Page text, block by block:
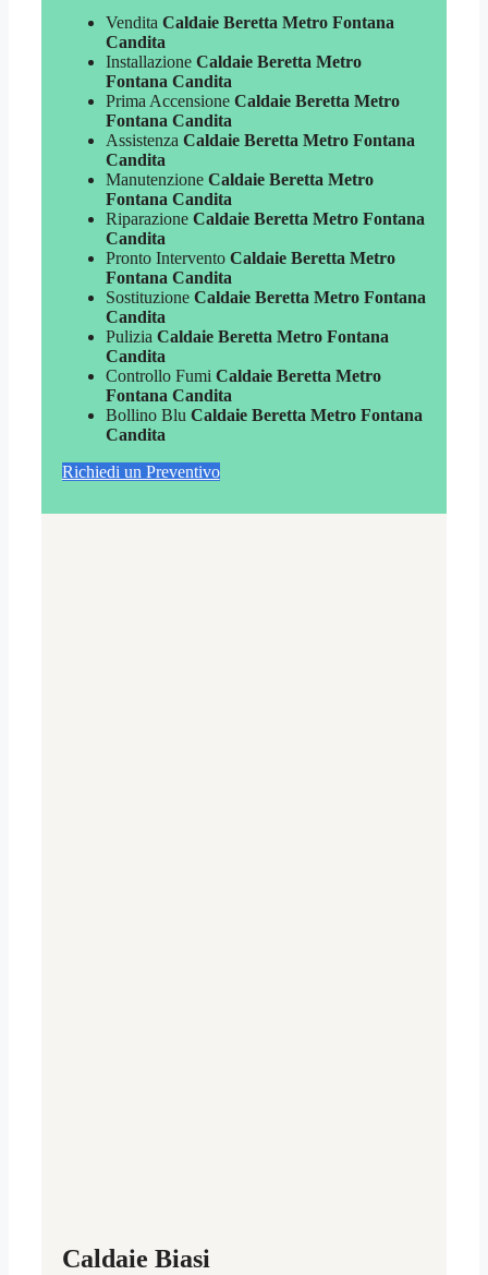
Vendita Caldaie Beretta Metro Fontana
Candita
Installazione Caldaie Beretta Metro
Fontana Candita
Prima Accensione Caldaie Beretta Metro
Fontana Candita
Assistenza Caldaie Beretta Metro Fontana
Candita
Manutenzione Caldaie Beretta Metro
Fontana Candita
Riparazione Caldaie Beretta Metro Fontana
Candita
Pronto Intervento Caldaie Beretta Metro
Fontana Candita
Sostituzione Caldaie Beretta Metro Fontana
Candita
Pulizia Caldaie Beretta Metro Fontana
Candita
Controllo Fumi Caldaie Beretta Metro
Fontana Candita
Bollino Blu Caldaie Beretta Metro Fontana
Candita
Richiedi un Preventivo
Caldaie Biasi